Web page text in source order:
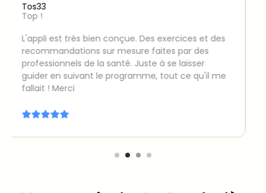
Camillegrd
Parfait pour rester actif quotidiennement
Je n’ai pas forcément de vrais problèmes de
dos… mais étant très souvent assise (avec mon
travail) elle me permet de rester en mouvement
quotidiennement. Surtout que ça reste des
mouvements très simples. Je recommande